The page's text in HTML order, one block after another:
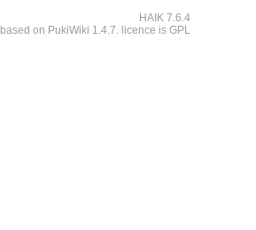
HAIK 7.6.4
based on PukiWiki 1.4.7. licence is GPL